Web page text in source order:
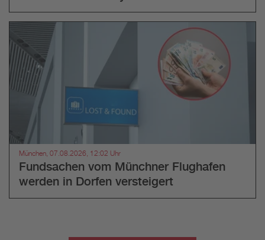
München, 07.08.2026, 12:02 Uhr
Fundsachen vom Münchner Flughafen
werden in Dorfen versteigert